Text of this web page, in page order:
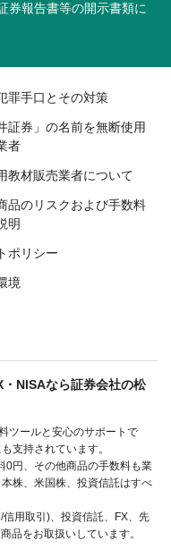
券報告書等の開示書類に
罪手口とその対策
証券」の名前を無断使用
者
教材販売業者について
品のリスクおよび手数料
明
ポリシー
境
NISAなら証券会社の松
ツールと安心のサポートで
支持されています。
0円、その他商品の手数料も業
株、米国株、投資信託はすべ
用取引)、投資信託、FX、先
品をお取扱いしています。